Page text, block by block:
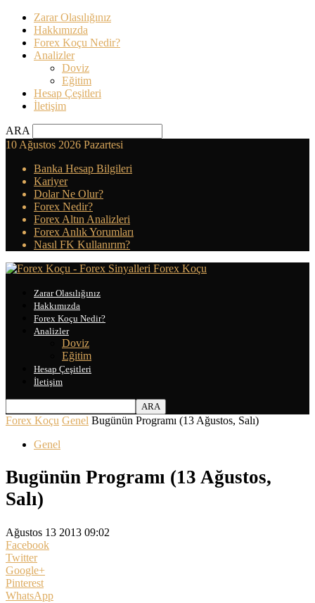
Zarar Olasılığınız
Hakkımızda
Forex Koçu Nedir?
Analizler
Doviz
Eğitim
Hesap Çeşitleri
İletişim
ARA
10 Ağustos 2026 Pazartesi
Banka Hesap Bilgileri
Kariyer
Dolar Ne Olur?
Forex Nedir?
Forex Altın Analizleri
Forex Anlık Yorumları
Nasıl FK Kullanırım?
Forex Koçu
Zarar Olasılığınız
Hakkımızda
Forex Koçu Nedir?
Analizler
Doviz
Eğitim
Hesap Çeşitleri
İletişim
Forex Koçu Genel Bugünün Programı (13 Ağustos, Salı)
Genel
Bugünün Programı (13 Ağustos,
Salı)
Ağustos 13 2013 09:02
Facebook
Twitter
Google+
Pinterest
WhatsApp